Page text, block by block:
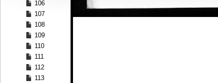
106
107
108
109
110
111
112
113